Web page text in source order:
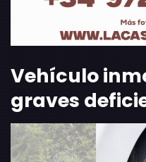
Vehículo
graves